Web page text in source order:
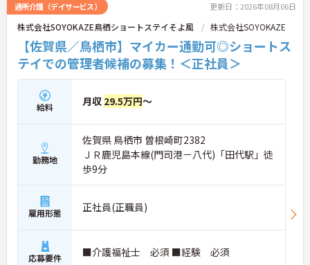
通所介護（デイサービス） 更新日：2026年08月06日
株式会社SOYOKAZE鳥栖ショートステイそよ風 株式会社SOYOKAZE
【佐賀県／鳥栖市】マイカー通勤可◎ショートス
テイでの管理者候補の募集！＜正社員＞
給料 月収 29.5万円～
勤務地
佐賀県 鳥栖市 曽根崎町2382
ＪＲ鹿児島本線(門司港－八代)「田代駅」徒
歩9分
雇用形態 正社員(正職員)
応募要件 ■介護福祉士 必須 ■経験 必須